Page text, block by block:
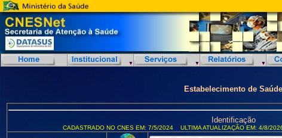
Estabelecimento de Saúde
Identificação
CADASTRADO NO CNES EM: 7/5/2024 ULTIMA ATUALIZAÇÃO EM: 4/8/